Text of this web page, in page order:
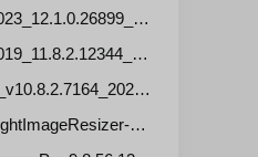
雨糖科技特别版
雨糖科技特别版
雨糖科技特别版
v7.6.5.176 绿色版